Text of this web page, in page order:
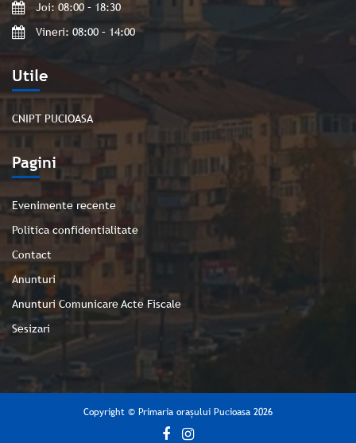
Utile
CNIPT PUCIOASA
Pagini
Evenimente recente
Politica confidentialitate
Contact
Anunturi
Anunturi Comunicare Acte Fiscale
Sesizari
Joi: 08:00 – 18:30
Vineri: 08:00 – 14:00
Copyright © Primaria orașului Pucioasa 2026